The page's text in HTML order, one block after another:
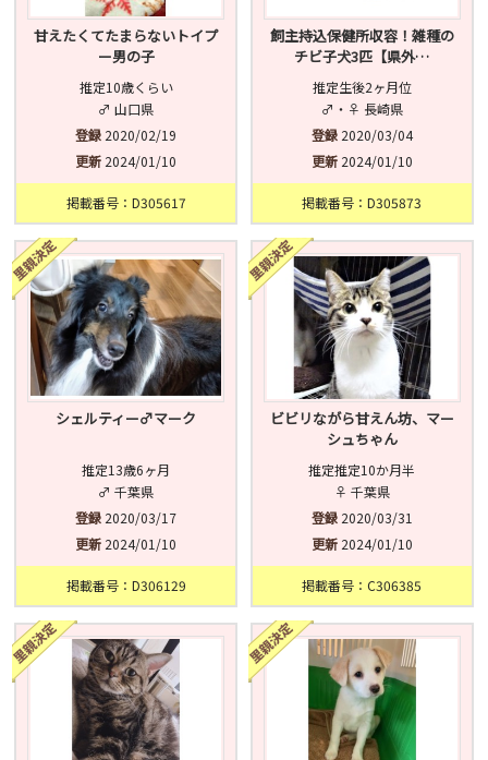
甘えたくてたまらないトイプ
ー男の子
推定10歳くらい
♂ 山口県
登録 2020/02/19
更新 2024/01/10
掲載番号：D305617
飼主持込保健所収容！雑種の
チビ子犬3匹【県外…
推定生後2ヶ月位
♂・♀ 長崎県
登録2020/03/04
更新2024/01/10
掲載番号：D305873
シェルティー♂マーク
推定13歳6ヶ月
♂ 千葉県
登録 2020/03/17
更新 2024/01/10
掲載番号：D306129
ビビリながら甘えん坊、マー
シュちゃん
推定推定10か月半
♀ 千葉県
登録2020/03/31
更新2024/01/10
掲載番号：C306385